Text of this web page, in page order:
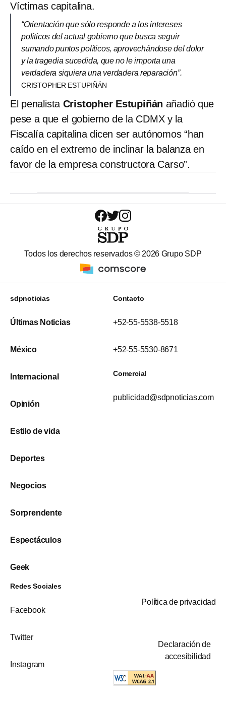
Víctimas capitalina.
“Orientación que sólo responde a los intereses
políticos del actual gobierno que busca seguir
sumando puntos políticos, aprovechándose del dolor
y la tragedia sucedida, que no le importa una
verdadera siquiera una verdadera reparación”.
CRISTOPHER ESTUPIÑÁN
El penalista Cristopher Estupiñán añadió que
pese a que el gobierno de la CDMX y la
Fiscalía capitalina dicen ser autónomos “han
caído en el extremo de inclinar la balanza en
favor de la empresa constructora Carso”.
Todos los derechos reservados © 2026 Grupo SDP
sdpnoticias
Últimas Noticias
México
Internacional
Opinión
Estilo de vida
Deportes
Negocios
Sorprendente
Espectáculos
Geek
Contacto
+52-55-5538-5518
+52-55-5530-8671
Comercial
publicidad@sdpnoticias.com
Redes Sociales
Facebook
Twitter
Instagram
Política de privacidad
Declaración de
accesibilidad